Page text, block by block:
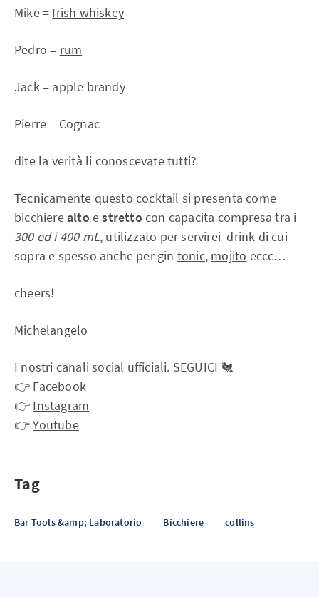
Mike = Irish whiskey
Pedro = rum
Jack = apple brandy
Pierre = Cognac
dite la verità li conoscevate tutti?
Tecnicamente questo cocktail si presenta come
bicchiere alto estretto con capacita compresa tra i
300 ed i 400 mL, utilizzato per servirei drink di cui
sopra e spesso anche per gin tonic, mojito eccc…
cheers!
Michelangelo
I nostri canali social ufficiali. SEGUICI 🐔
👉 Facebook
👉 Instagram
👉Youtube
Tag
Bar Tools &amp; Laboratorio Bicchiere collins